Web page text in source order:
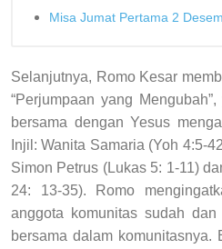
Misa Jumat Pertama 2
Selanjutnya, Romo Kesar
“Perjumpaan yang
bersama dengan Yesus
Injil: Wanita Samaria (Yoh 4:5-
Simon Petrus (Lukas 5: 1-11)
24: 13-35). Romo
anggota komunitas sudah
bersama dalam komunitasnya.